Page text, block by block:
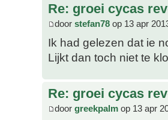
Re: groei cycas
door stefan78 op 13 apr
Ik had gelezen dat ie
Lijkt dan toch niet te
Re: groei cycas
door greekpalm op 13 apr